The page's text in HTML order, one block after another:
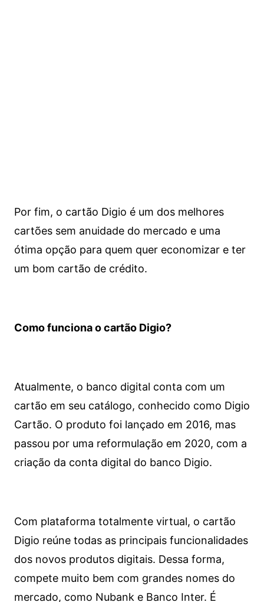
Por fim, o cartão Digio é um dos melhores
cartões sem anuidade do mercado e uma
ótima opção para quem quer economizar e ter
um bom cartão de crédito.
Como funciona o cartão Digio?
Atualmente, o banco digital conta com um
cartão em seu catálogo, conhecido como Digio
Cartão. O produto foi lançado em 2016, mas
passou por uma reformulação em 2020, com a
criação da conta digital do banco Digio.
Com plataforma totalmente virtual, o cartão
Digio reúne todas as principais funcionalidades
dos novos produtos digitais. Dessa forma,
compete muito bem com grandes nomes do
mercado, como Nubank e Banco Inter. É